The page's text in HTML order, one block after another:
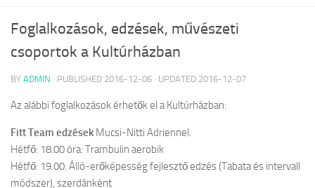
Foglalkozások, edzések, művészeti
csoportok a Kultúrházban
BY ADMIN · PUBLISHED 2016-12-06 · UPDATED 2016-12-07
Az alábbi foglalkozások érhetők el a Kultúrházban:
Fitt Team edzések Mucsi-Nitti Adriennel.
Hétfő: 18.00 óra: Trambulin aerobik
Hétfő: 19.00: Álló-erőképesség fejlesztő edzés (Tabata és intervall
módszer), szerdánként